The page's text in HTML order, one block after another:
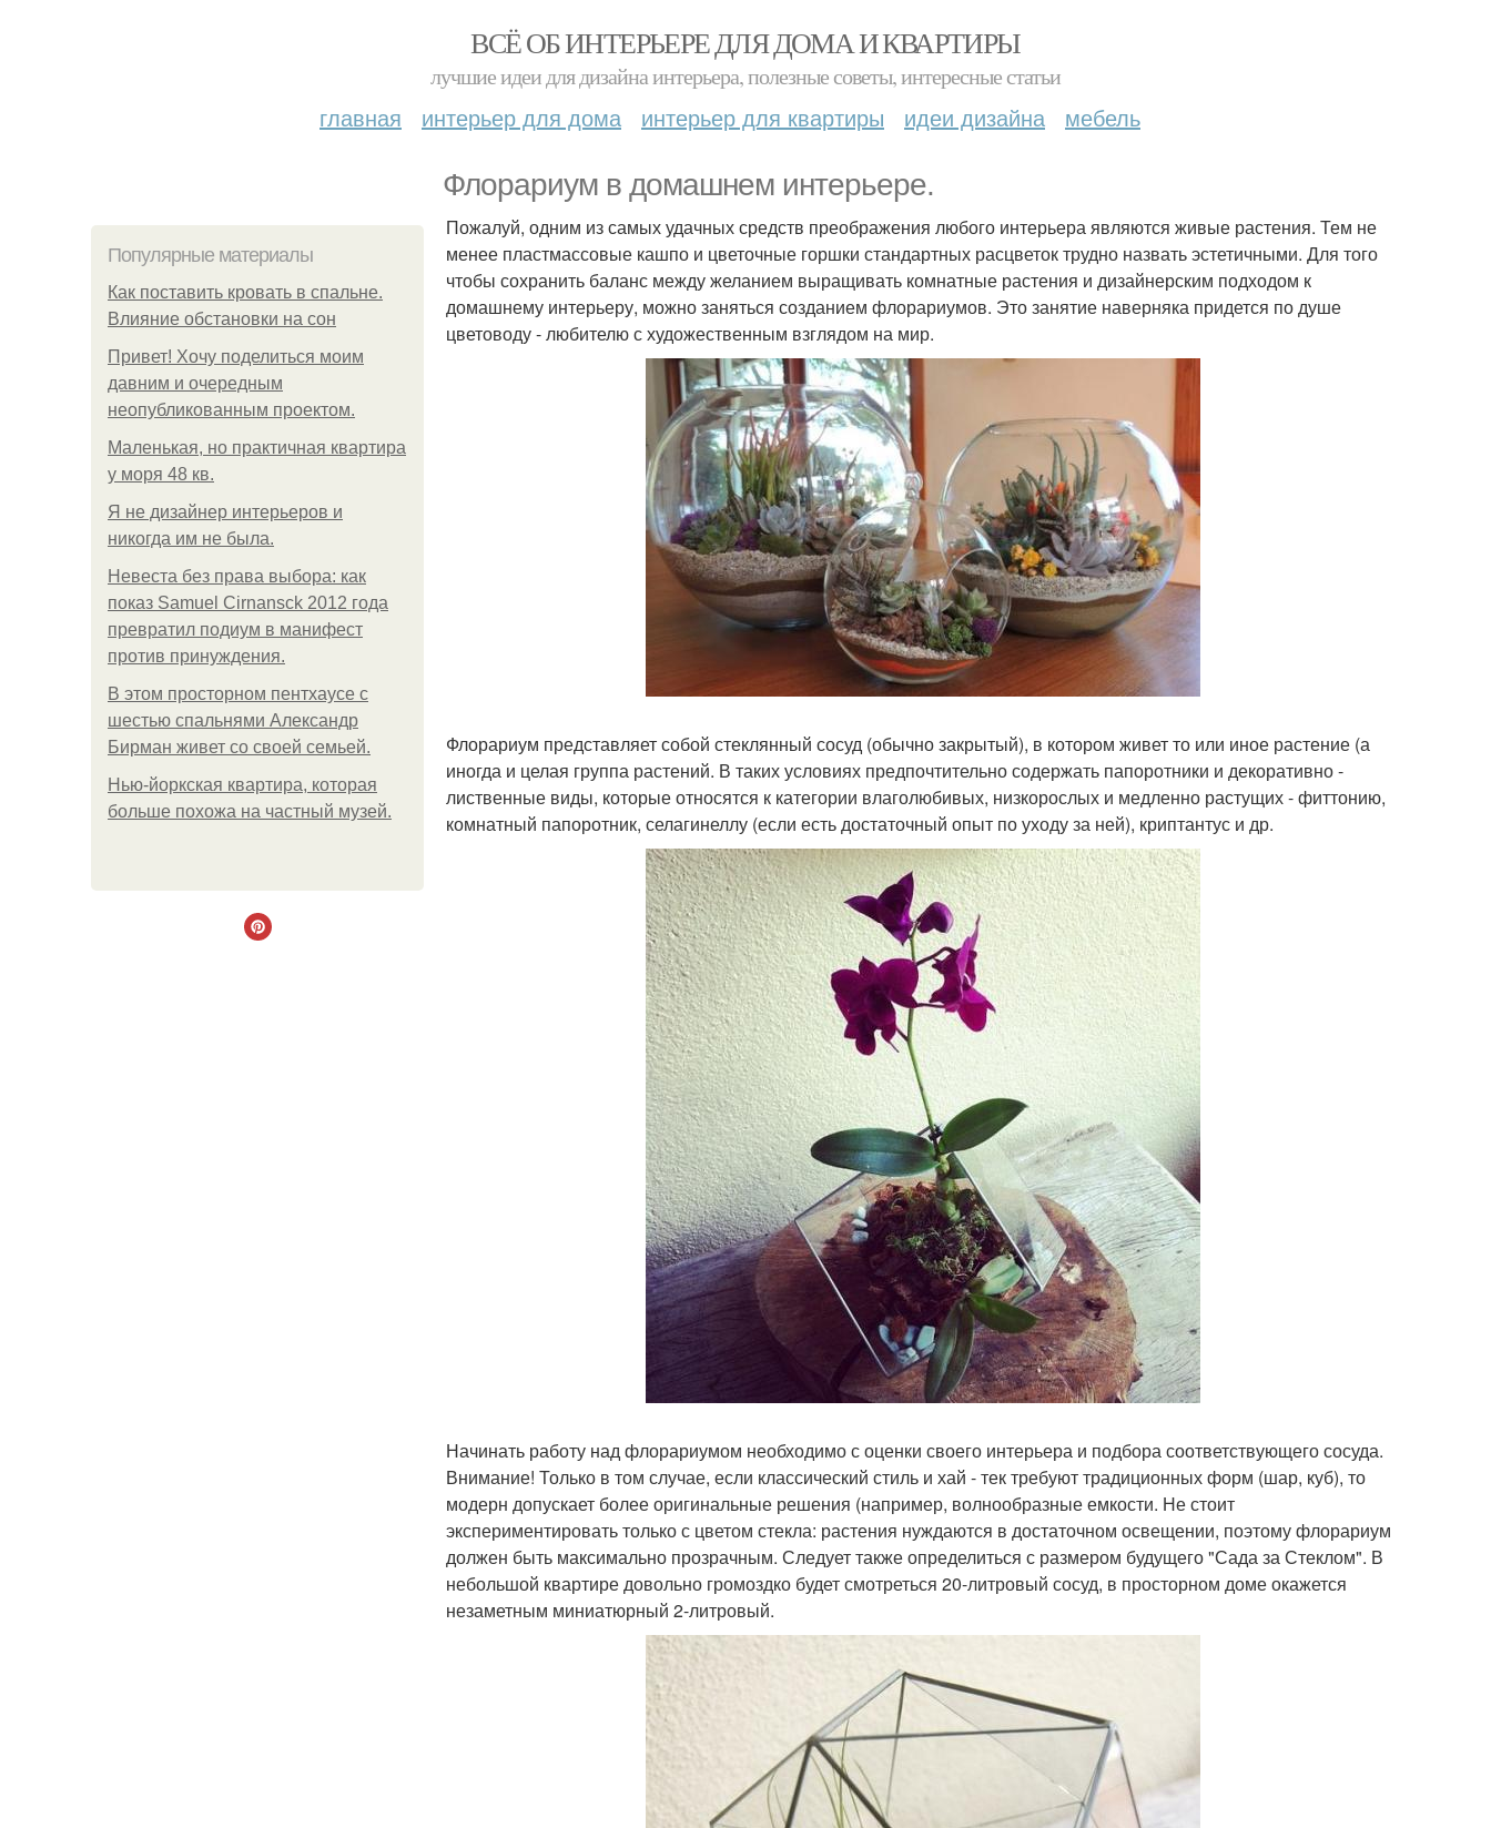
ВСЁ ОБ ИНТЕРЬЕРЕ ДЛЯ ДОМА И КВАРТИРЫ
лучшие идеи для дизайна интерьера, полезные советы, интересные статьи
главная интерьер для дома интерьер для квартиры идеи дизайна мебель
Флорариум в домашнем интерьере.
Популярные материалы
Как поставить кровать в спальне.
Влияние обстановки на сон
Привет! Хочу поделиться моим
давним и очередным
неопубликованным проектом.
Маленькая, но практичная квартира
у моря 48 кв.
Я не дизайнер интерьеров и
никогда им не была.
Невеста без права выбора: как
показ Samuel Cirnansck 2012 года
превратил подиум в манифест
против принуждения.
В этом просторном пентхаусе с
шестью спальнями Александр
Бирман живет со своей семьей.
Нью-йоркская квартира, которая
больше похожа на частный музей.
Пожалуй, одним из самых удачных средств преображения любого интерьера являются живые растения. Тем не
менее пластмассовые кашпо и цветочные горшки стандартных расцветок трудно назвать эстетичными. Для того
чтобы сохранить баланс между желанием выращивать комнатные растения и дизайнерским подходом к
домашнему интерьеру, можно заняться созданием флорариумов. Это занятие наверняка придется по душе
цветоводу - любителю с художественным взглядом на мир.
Флорариум представляет собой стеклянный сосуд (обычно закрытый), в котором живет то или иное растение (а
иногда и целая группа растений. В таких условиях предпочтительно содержать папоротники и декоративно -
лиственные виды, которые относятся к категории влаголюбивых, низкорослых и медленно растущих - фиттонию,
комнатный папоротник, селагинеллу (если есть достаточный опыт по уходу за ней), криптантус и др.
Начинать работу над флорариумом необходимо с оценки своего интерьера и подбора соответствующего сосуда.
Внимание! Только в том случае, если классический стиль и хай - тек требуют традиционных форм (шар, куб), то
модерн допускает более оригинальные решения (например, волнообразные емкости. Не стоит
экспериментировать только с цветом стекла: растения нуждаются в достаточном освещении, поэтому флорариум
должен быть максимально прозрачным. Следует также определиться с размером будущего "Сада за Стеклом". В
небольшой квартире довольно громоздко будет смотреться 20-литровый сосуд, в просторном доме окажется
незаметным миниатюрный 2-литровый.